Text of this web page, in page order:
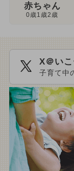
赤ちゃん
0歳1歳2歳
X＠いこ
子育て中